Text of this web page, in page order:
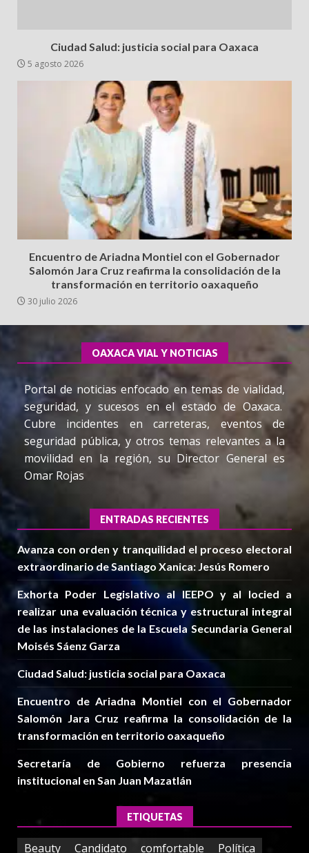
Ciudad Salud: justicia social para Oaxaca
5 agosto 2026
Encuentro de Ariadna Montiel con el Gobernador
Salomón Jara Cruz reafirma la consolidación de la
transformación en territorio oaxaqueño
30 julio 2026
OAXACA VIAL Y NOTICIAS
Portal de noticias enfocado en temas de vialidad,
seguridad, y sucesos en el estado de Oaxaca.
Cubre incidentes en carreteras, eventos de
seguridad pública, y otros temas relevantes a la
movilidad en la región, su Director General es
Omar Rojas
ENTRADAS RECIENTES
Avanza con orden y tranquilidad el proceso electoral
extraordinario de Santiago Xanica: Jesús Romero
Exhorta Poder Legislativo al IEEPO y al Iocied a
realizar una evaluación técnica y estructural integral
de las instalaciones de la Escuela Secundaria General
Moisés Sáenz Garza
Ciudad Salud: justicia social para Oaxaca
Encuentro de Ariadna Montiel con el Gobernador
Salomón Jara Cruz reafirma la consolidación de la
transformación en territorio oaxaqueño
Secretaría de Gobierno refuerza presencia
institucional en San Juan Mazatlán
ETIQUETAS
Beauty Candidato comfortable Política